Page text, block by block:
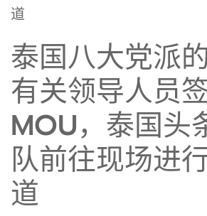
道
泰国八大党派
有关领导人员
MOU，泰国头
队前往现场进
道